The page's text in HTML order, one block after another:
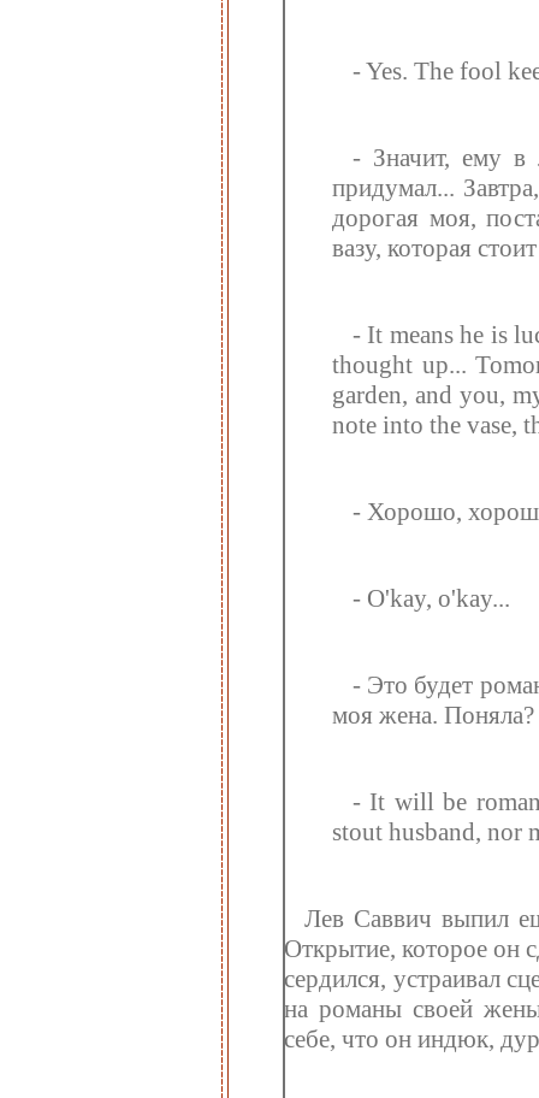
- Yes. The fool
- Значит, ему в
придумал...
дорогая моя,
вазу, которая
- It means he is
thought up...
garden, and you,
note into the vase,
- Хорошо,
- O'kay, o'kay...
- Это будет
моя жена. Поняла?
- It will be
stout husband, nor
Лев Саввич выпил
Открытие, которое он
сердился, устраивал
на романы своей
себе, что он индюк,